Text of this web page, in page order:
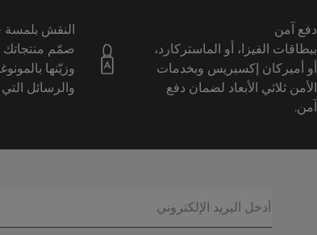
دفع آمن
ببطاقات الفيزا، أو الماستركارد،
أو أميركان إكسبريس وبخدمات
الأمن ثلاثي الأبعاد لضمان دفع
آمن.
النقش
صمّم
وزيّنها
والرسائل التي